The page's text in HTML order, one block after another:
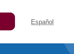
Español